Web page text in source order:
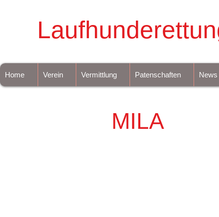
Home Verein Vermittlung Patenschaften News
MILA